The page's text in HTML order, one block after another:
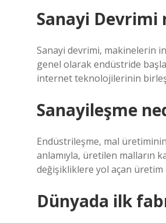
Sanayi Devrimi
Sanayi devrimi, makinelerin
genel olarak endüstride
internet teknolojilerinin
Sanayileşme
Endüstrileşme, mal
anlamıyla, üretilen malların
değişikliklere yol açan üretim
Dünyada ilk